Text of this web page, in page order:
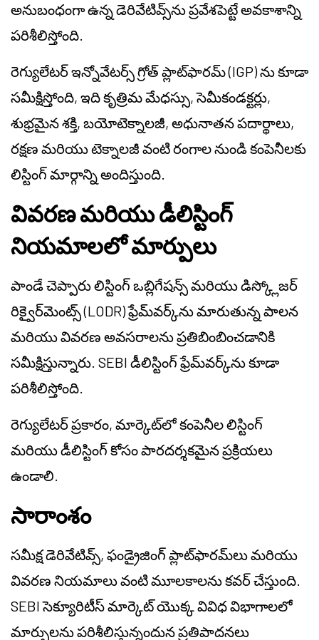
అనుబంధంగా ఉన్న డెరివేటివ్స్‌ను ప్రవేశపెట్టే అవకాశాన్ని
పరిశీలిస్తోంది.
రెగ్యులేటర్ ఇన్నోవేటర్స్ గ్రోత్ ప్లాట్‌ఫారమ్ (IGP) ను కూడా
సమీక్షిస్తోంది, ఇది కృత్రిమ మేధస్సు, సెమీకండక్టర్లు,
శుభ్రమైన శక్తి, బయోటెక్నాలజీ, అధునాతన పదార్థాలు,
రక్షణ మరియు టెక్నాలజీ వంటి రంగాల నుండి కంపెనీలకు
లిస్టింగ్ మార్గాన్ని అందిస్తుంది.
వివరణ మరియు డీలిస్టింగ్
నియమాలలో మార్పులు
పాండే చెప్పారు లిస్టింగ్ ఒబ్లిగేషన్స్ మరియు డిస్క్లోజర్
రిక్వైర్‌మెంట్స్ (LODR) ఫ్రేమ్‌వర్క్‌ను మారుతున్న పాలన
మరియు వివరణ అవసరాలను ప్రతిబింబించడానికి
సమీక్షిస్తున్నారు. SEBI డీలిస్టింగ్ ఫ్రేమ్‌వర్క్‌ను కూడా
పరిశీలిస్తోంది.
రెగ్యులేటర్ ప్రకారం, మార్కెట్‌లో కంపెనీల లిస్టింగ్
మరియు డీలిస్టింగ్ కోసం పారదర్శకమైన ప్రక్రియలు
ఉండాలి.
సారాంశం
సమీక్ష డెరివేటివ్స్, ఫండ్రైజింగ్ ప్లాట్‌ఫారమ్‌లు మరియు
వివరణ నియమాలు వంటి మూలకాలను కవర్ చేస్తుంది.
SEBI సెక్యూరిటీస్ మార్కెట్ యొక్క వివిధ విభాగాలలో
మార్పులను పరిశీలిస్తున్నందున ప్రతిపాదనలు